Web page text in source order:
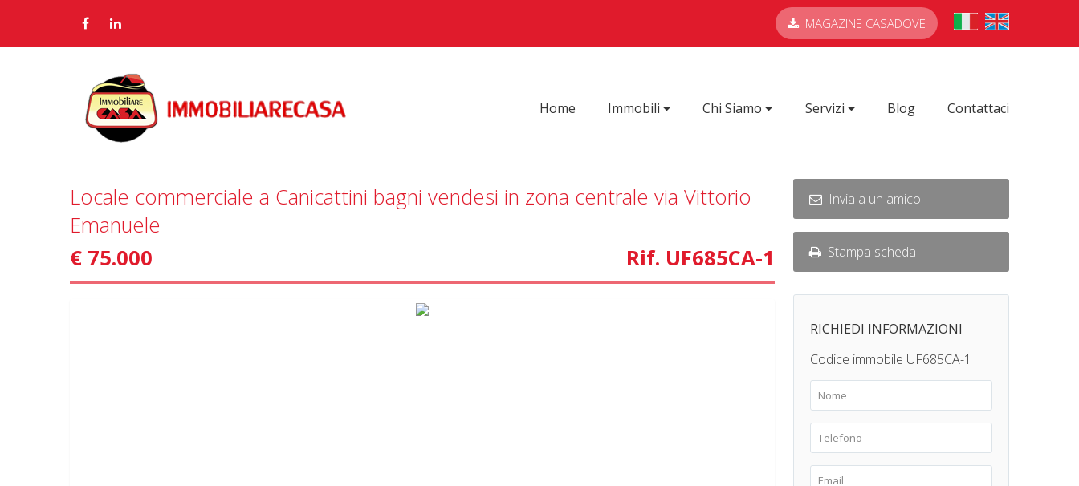
MAGAZINE CASADOVE
Home Immobili Chi Siamo Servizi Blog Contattaci
Locale commerciale a Canicattini bagni vendesi in zona centrale via Vittorio
Emanuele
€ 75.000
Rif. UF685CA-1
Invia a un amico
Stampa scheda
RICHIEDI INFORMAZIONI
Codice immobile UF685CA-1